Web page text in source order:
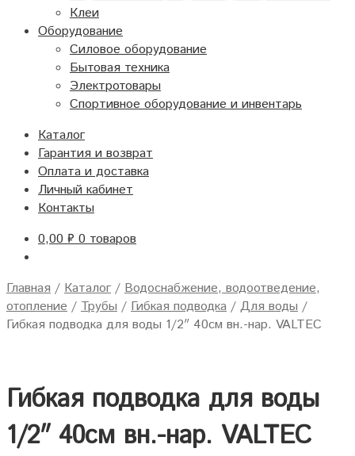
Клеи
Оборудование
Силовое оборудование
Бытовая техника
Электротовары
Спортивное оборудование и инвентарь
Каталог
Гарантия и возврат
Оплата и доставка
Личный кабинет
Контакты
0,00₽ 0 товаров
Главная / Каталог / Водоснабжение, водоотведение,
отопление / Трубы / Гибкая подводка / Для воды /
Гибкая подводка для воды 1/2″ 40см вн.-нар. VALTEC
Гибкая подводка для воды
1/2″ 40см вн.-нар. VALTEC